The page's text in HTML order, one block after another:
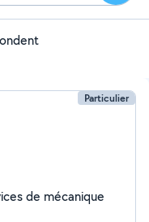
Particulier
de mécanique